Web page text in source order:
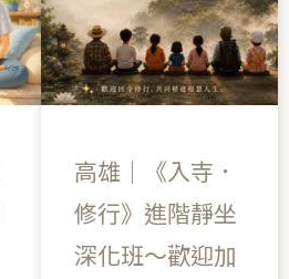
高雄｜《入寺．
修行》進階靜坐
深化班～歡迎加